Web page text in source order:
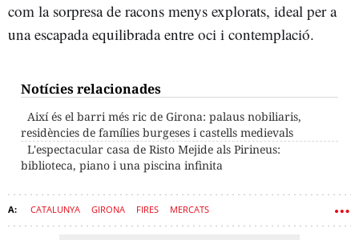
com la sorpresa de racons menys explorats, ideal per a
una escapada equilibrada entre oci i contemplació.
Notícies relacionades
Així és el barri més ric de Girona: palaus nobiliaris,
residències de famílies burgeses i castells medievals
L'espectacular casa de Risto Mejide als Pirineus:
biblioteca, piano i una piscina infinita
CATALUNYA GIRONA FIRES MERCATS